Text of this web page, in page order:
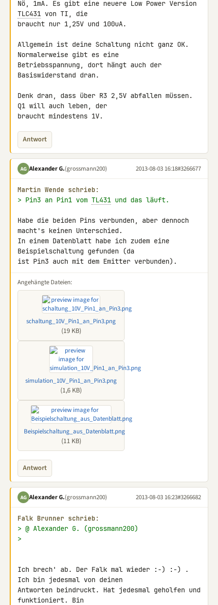
TLC431 von TI, die
braucht nur 1,25V und 100uA.
Allgemein ist deine Schaltung nicht ganz OK.
Normalerweise gibt es eine
Betriebsspannung, dort hängt auch der
Basiswiderstand dran.
Denk dran, dass über R3 2,5V abfallen müssen.
Q1 will auch leben, der
braucht mindestens 1V.
Antwort
AG Alexander G.(grossmann200) 2013-08-03 16:18#3266677
Martin Wende schrieb:
> Pin3 an Pin1 vom TL431 und das läuft.
Habe die beiden Pins verbunden, aber dennoch
macht's keinen Unterschied.
In einem Datenblatt habe ich zudem eine
Beispielschaltung gefunden (da
ist Pin3 auch mit dem Emitter verbunden).
Angehängte Dateien:
schaltung_10V_Pin1_an_Pin3.png
(19 KB)
simulation_10V_Pin1_an_Pin3.png
(1,6 KB)
Beispielschaltung_aus_Datenblatt.png
(11 KB)
Antwort
AG Alexander G.(grossmann200) 2013-08-03 16:23#3266682
Falk Brunner schrieb:
> @ Alexander G. (grossmann200)
>
Ich brech' ab. Der Falk mal wieder :-) :-) .
Ich bin jedesmal von deinen
Antworten beindruckt. Hat jedesmal geholfen und
funktioniert. Bin